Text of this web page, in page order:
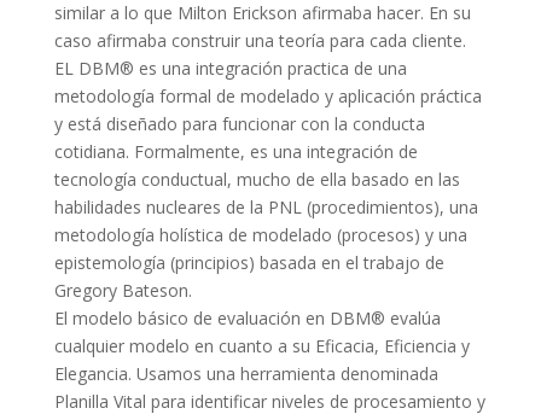
similar a lo que Milton Erickson afirmaba hacer. En su
caso afirmaba construir una teoría para cada cliente.
EL DBM® es una integración practica de una
metodología formal de modelado y aplicación práctica
y está diseñado para funcionar con la conducta
cotidiana. Formalmente, es una integración de
tecnología conductual, mucho de ella basado en las
habilidades nucleares de la PNL (procedimientos), una
metodología holística de modelado (procesos) y una
epistemología (principios) basada en el trabajo de
Gregory Bateson.
El modelo básico de evaluación en DBM® evalúa
cualquier modelo en cuanto a su Eficacia, Eficiencia y
Elegancia. Usamos una herramienta denominada
Planilla Vital para identificar niveles de procesamiento y